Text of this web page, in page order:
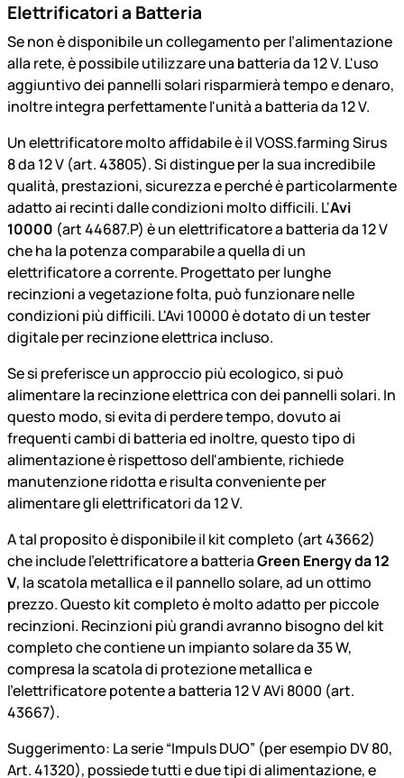
Elettrificatori a Batteria
Se non è disponibile un collegamento per l’alimentazione
alla rete, è possibile utilizzare una batteria da 12 V. L'uso
aggiuntivo dei pannelli solari risparmierà tempo e denaro,
inoltre integra perfettamente l'unità a batteria da 12 V.
Un elettrificatore molto affidabile è il VOSS.farming Sirus
8 da 12 V (art. 43805). Si distingue per la sua incredibile
qualità, prestazioni, sicurezza e perché è particolarmente
adatto ai recinti dalle condizioni molto difficili. L'Avi
10000 (art 44687.P) è un elettrificatore a batteria da 12 V
che ha la potenza comparabile a quella di un
elettrificatore a corrente. Progettato per lunghe
recinzioni a vegetazione folta, può funzionare nelle
condizioni più difficili. L'Avi 10000 è dotato di un tester
digitale per recinzione elettrica incluso.
Se si preferisce un approccio più ecologico, si può
alimentare la recinzione elettrica con dei pannelli solari. In
questo modo, si evita di perdere tempo, dovuto ai
frequenti cambi di batteria ed inoltre, questo tipo di
alimentazione è rispettoso dell'ambiente, richiede
manutenzione ridotta e risulta conveniente per
alimentare gli elettrificatori da 12 V.
A tal proposito è disponibile il kit completo (art 43662)
che include l'elettrificatore a batteriaGreen Energy da 12
V, la scatola metallica e il pannello solare, ad un ottimo
prezzo. Questo kit completo è molto adatto per piccole
recinzioni. Recinzioni più grandi avranno bisogno del kit
completo che contiene un impianto solare da 35 W,
compresa la scatola di protezione metallica e
l’elettrificatore potente a batteria 12 V AVi 8000 (art.
43667).
Suggerimento: La serie “Impuls DUO” (per esempio DV 80,
Art. 41320), possiede tutti e due tipi di alimentazione, e